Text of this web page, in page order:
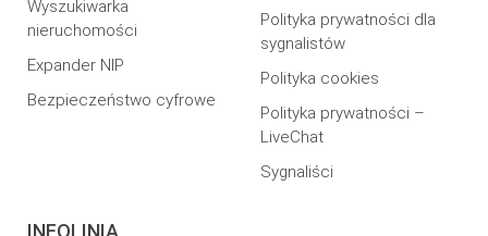
Wyszukiwarka
nieruchomości
Expander NIP
Bezpieczeństwo cyfrowe
Polityka prywatności dla
sygnalistów
Polityka cookies
Polityka prywatności –
LiveChat
Sygnaliści
INFOLINIA